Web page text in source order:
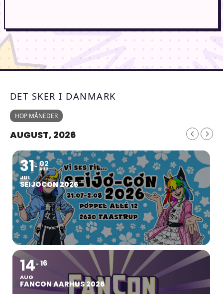
DET SKER I DANMARK
HOP MÅNEDER
AUGUST, 2026
31
JUL
02
AUG
SEIJOCON 2026
14
AUG
16
FANCON AARHUS 2026